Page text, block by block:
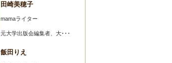
田崎美穂子
mamaライター
元大学出版会編集者、大･･･
飯田りえ